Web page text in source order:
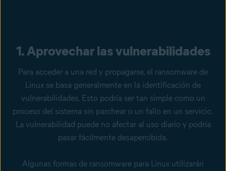
1. Aprovechar las vulnerabilidades
Para acceder a una red y propagarse, el ransomware de
Linux se basa generalmente en la identificación de
vulnerabilidades. Esto podría ser tan simple como un
proceso del sistema sin parchear o un fallo en un servicio.
La vulnerabilidad puede no afectar al uso diario y podría
pasar fácilmente desapercibida.
Algunas formas de ransomware para Linux utilizarán